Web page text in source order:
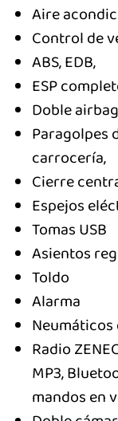
Aire
Control de
ABS, EDB,
ESP
Doble airbag
Paragolpes
carrocería,
Cierre
Espejos
Tomas USB
Asientos
Toldo
Alarma
Neumáticos
Radio
MP3,
mandos en